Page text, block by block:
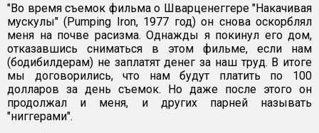
"Во время съемок фильма о Шварценеггере "Накачивая
мускулы" (Pumping Iron, 1977 год) он снова оскорблял
меня на почве расизма. Однажды я покинул его дом,
отказавшись сниматься в этом фильме, если нам
(бодибилдерам) не заплатят денег за наш труд. В итоге
мы договорились, что нам будут платить по 100
долларов за день съемок. Но даже после этого он
продолжал и меня, и других парней называть
"ниггерами".